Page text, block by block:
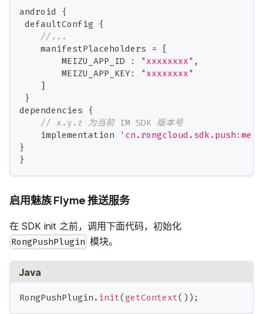
android {
defaultConfig {
//...
    manifestPlaceholders
= [
        MEIZU_APP_ID
: "xxxxxxxx" ,
        MEIZU_APP_KEY
:
"xxxxxxxx"
]
}
dependencies {
// x.y.z 为当前 IM SDK 版本号
    implementation
}
}
启用魅族 Flyme 推送服务
在 SDK init 之前，调用下面代码，初始化
RongPushPlugin 模块。
Java
RongPushPlugin . init(getContext( ) ) ;